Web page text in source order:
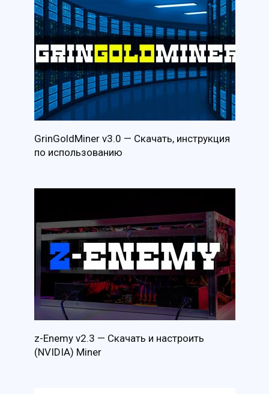
GrinGoldMiner v3.0 — Скачать, инструкция
по использованию
z-Enemy v2.3 — Скачать и настроить
(NVIDIA) Miner